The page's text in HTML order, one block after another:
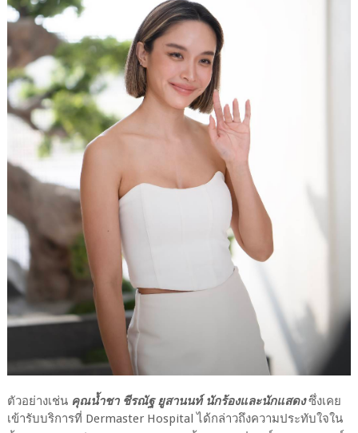
ตัวอย่างเช่น คุณน้ำชา ชีรณัฐ ยูสานนท์ นักร้องและนักแสดงซึ่งเคย
เข้ารับบริการที่ Dermaster Hospital ได้กล่าวถึงความประทับใจใน